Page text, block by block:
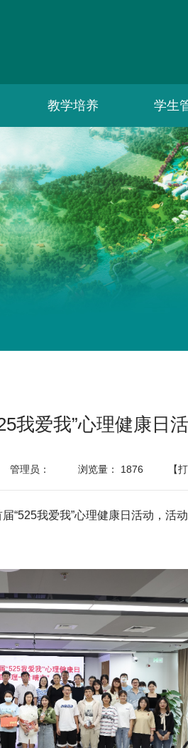
教学培养 学生
我爱我”心理健康日
管理员： 浏览量： 1876 【
我爱我”心理健康日活动，活